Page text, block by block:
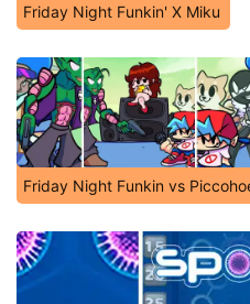
Friday Night Funkin' X Miku
Friday Night Funkin vs